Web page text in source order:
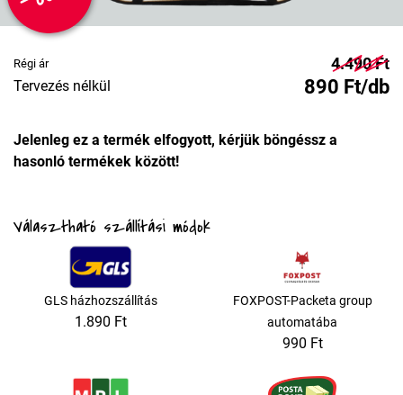
Régi ár 4.490 Ft
Tervezés nélkül 890 Ft/db
Jelenleg ez a termék elfogyott, kérjük böngéssz a
hasonló termékek között!
Választható szállítási módok
GLS házhozszállítás
1.890 Ft
FOXPOST-Packeta group
automatába
990 Ft